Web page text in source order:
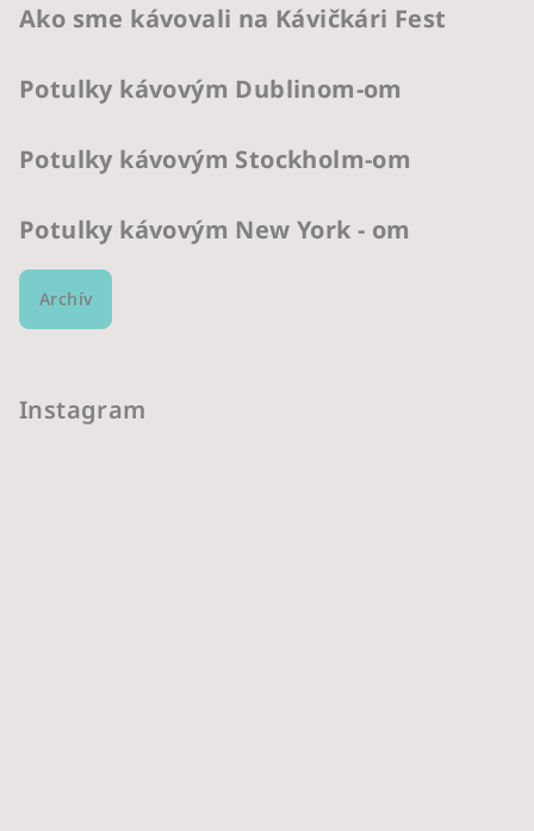
Ako sme kávovali na Kávičkári Fest
Potulky kávovým Dublinom-om
Potulky kávovým Stockholm-om
Potulky kávovým New York - om
Archív
Instagram